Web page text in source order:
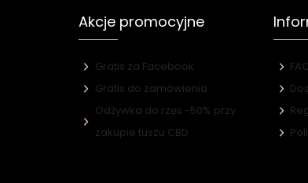
Akcje promocyjne
Gratis za Facebook
Gratis do zamówienia
Odżywka do rzęs -50% przy
zakupie tuszu CBD